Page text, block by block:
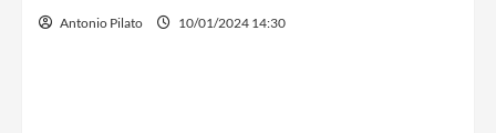
Antonio Pilato 10/01/2024 14:30